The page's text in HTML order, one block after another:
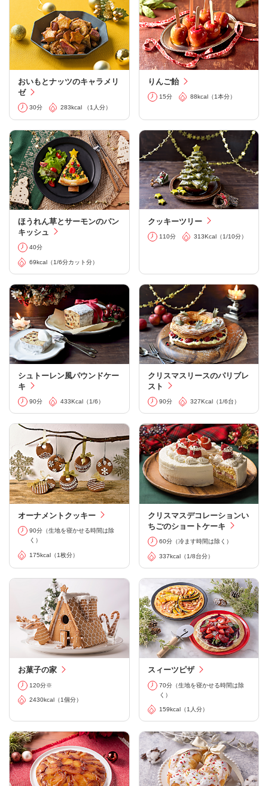
おいもとナッツのキャラメリ
ゼ
30分 283kcal （1人分）
りんご飴
15分 88kcal（1本分）
ほうれん草とサーモンのパン
キッシュ
40分
69kcal（1/6分カット分）
クッキーツリー
110分 313Kcal（1/10分）
シュトーレン風パウンドケー
キ
90分 433Kcal（1/6）
クリスマスリースのパリブレ
スト
90分 327Kcal（1/6台）
オーナメントクッキー
90分（生地を寝かせる時間は除
く）
175kcal（1枚分）
クリスマスデコレーションい
ちごのショートケーキ
60分（冷ます時間は除く）
337kcal（1/8台分）
お菓子の家
120分※
2430kcal（1個分）
スィーツピザ
70分（生地を寝かせる時間は除
く）
159kcal（1人分）